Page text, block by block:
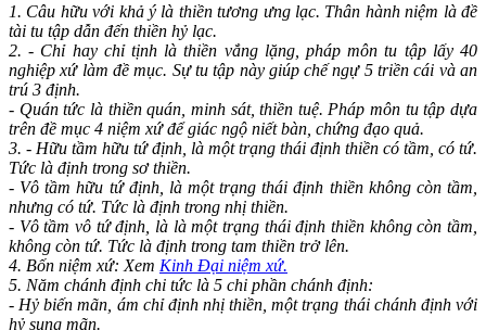
1. Câu hữu với khả ý là thiền tương ưng lạc. Thân hành niệm là đề
tài tu tập dẫn đến thiền hỷ lạc.
2. - Chỉ hay chỉ tịnh là thiền vắng lặng, pháp môn tu tập lấy 40
nghiệp xứ làm đề mục. Sự tu tập này giúp chế ngự 5 triền cái và an
trú 3 định.
- Quán tức là thiền quán, minh sát, thiền tuệ. Pháp môn tu tập dựa
trên đề mục 4 niệm xứ để giác ngộ niết bàn, chứng đạo quả.
3. - Hữu tầm hữu tứ định, là một trạng thái định thiền có tầm, có tứ.
Tức là định trong sơ thiền.
- Vô tầm hữu tứ định, là một trạng thái định thiền không còn tầm,
nhưng có tứ. Tức là định trong nhị thiền.
- Vô tầm vô tứ định, là là một trạng thái định thiền không còn tầm,
không còn tứ. Tức là định trong tam thiền trở lên.
4. Bốn niệm xứ: Xem Kinh Đại niệm xứ.
5. Năm chánh định chi tức là 5 chi phần chánh định:
- Hỷ biến mãn, ám chỉ định nhị thiền, một trạng thái chánh định với
hỷ sung mãn.